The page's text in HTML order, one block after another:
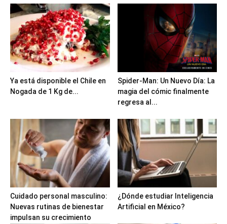
Ya está disponible el Chile en
Nogada de 1 Kg de...
Spider-Man: Un Nuevo Día: La
magia del cómic finalmente
regresa al...
Cuidado personal masculino:
Nuevas rutinas de bienestar
impulsan su crecimiento
¿Dónde estudiar Inteligencia
Artificial en México?